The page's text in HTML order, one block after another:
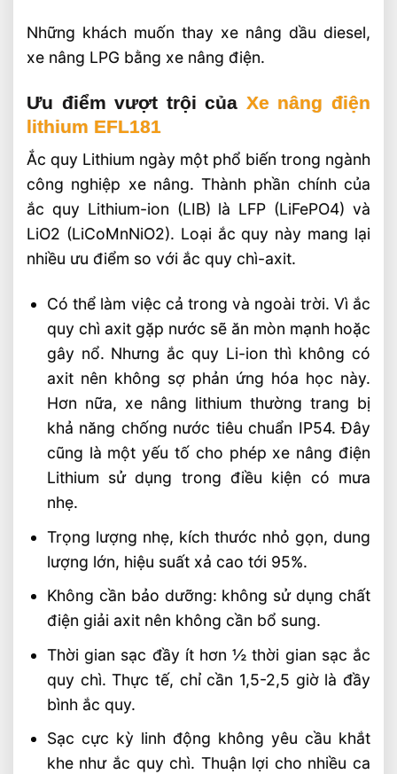
Những khách muốn thay xe nâng dầu diesel,
xe nâng LPG bằng xe nâng điện.
Ưu điểm vượt trội của Xe nâng điện
lithium EFL181
Ắc quy Lithium ngày một phổ biến trong ngành
công nghiệp xe nâng. Thành phần chính của
ắc quy Lithium-ion (LIB) là LFP (LiFePO4) và
LiO2 (LiCoMnNiO2). Loại ắc quy này mang lại
nhiều ưu điểm so với ắc quy chì-axit.
Có thể làm việc cả trong và ngoài trời. Vì ắc
quy chì axit gặp nước sẽ ăn mòn mạnh hoặc
gây nổ. Nhưng ắc quy Li-ion thì không có
axit nên không sợ phản ứng hóa học này.
Hơn nữa, xe nâng lithium thường trang bị
khả năng chống nước tiêu chuẩn IP54. Đây
cũng là một yếu tố cho phép xe nâng điện
Lithium sử dụng trong điều kiện có mưa
nhẹ.
Trọng lượng nhẹ, kích thước nhỏ gọn, dung
lượng lớn, hiệu suất xả cao tới 95%.
Không cần bảo dưỡng: không sử dụng chất
điện giải axit nên không cần bổ sung.
Thời gian sạc đầy ít hơn ½ thời gian sạc ắc
quy chì. Thực tế, chỉ cần 1,5-2,5 giờ là đầy
bình ắc quy.
Sạc cực kỳ linh động không yêu cầu khắt
khe như ắc quy chì. Thuận lợi cho nhiều ca